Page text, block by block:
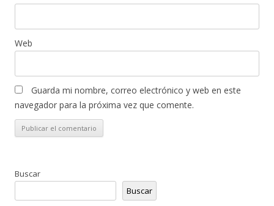
Web
Guarda mi nombre, correo electrónico y web en este
navegador para la próxima vez que comente.
Buscar
Buscar